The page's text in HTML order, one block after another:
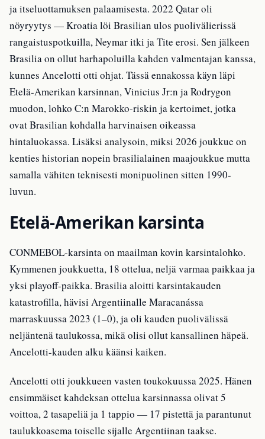
ja itseluottamuksen palaamisesta. 2022 Qatar oli
nöyryytys — Kroatia löi Brasilian ulos puolivälierissä
rangaistuspotkuilla, Neymar itki ja Tite erosi. Sen jälkeen
Brasilia on ollut harhapoluilla kahden valmentajan kanssa,
kunnes Ancelotti otti ohjat. Tässä ennakossa käyn läpi
Etelä-Amerikan karsinnan, Vinicius Jr:n ja Rodrygon
muodon, lohko C:n Marokko-riskin ja kertoimet, jotka
ovat Brasilian kohdalla harvinaisen oikeassa
hintaluokassa. Lisäksi analysoin, miksi 2026 joukkue on
kenties historian nopein brasilialainen maajoukkue mutta
samalla vähiten teknisesti monipuolinen sitten 1990-
luvun.
Etelä-Amerikan karsinta
CONMEBOL-karsinta on maailman kovin karsintalohko.
Kymmenen joukkuetta, 18 ottelua, neljä varmaa paikkaa ja
yksi playoff-paikka. Brasilia aloitti karsintakauden
katastrofilla, hävisi Argentiinalle Maracanássa
marraskuussa 2023 (1–0), ja oli kauden puolivälissä
neljäntenä taulukossa, mikä olisi ollut kansallinen häpeä.
Ancelotti-kauden alku käänsi kaiken.
Ancelotti otti joukkueen vasten toukokuussa 2025. Hänen
ensimmäiset kahdeksan ottelua karsinnassa olivat 5
voittoa, 2 tasapeliä ja 1 tappio — 17 pistettä ja parantunut
taulukkoasema toiselle sijalle Argentiinan taakse.